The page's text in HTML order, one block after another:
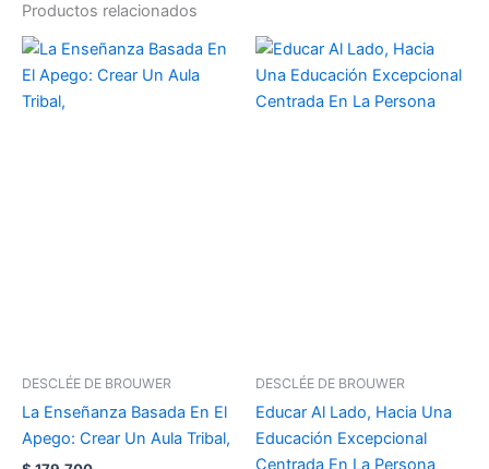
Productos relacionados
DESCLÉE DE BROUWER
La Enseñanza Basada En El
Apego: Crear Un Aula Tribal,
DESCLÉE DE BROUWER
Educar Al Lado, Hacia Una
Educación Excepcional